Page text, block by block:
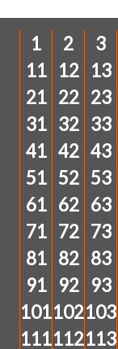
1 2 3
11
12 13
21 22 23
31 32 33
41 42 43
51 52 53
61 62 63
71 72 73
81 82 83
91
92 93
101102103
111112113